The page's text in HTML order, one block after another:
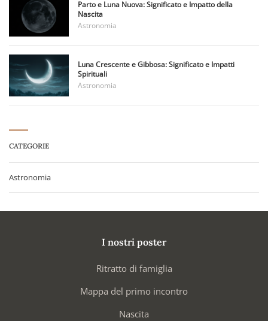
Parto e Luna Nuova: Significato e Impatto della
Nascita
Astronomia
Luna Crescente e Gibbosa: Significato e Impatti
Spirituali
Astronomia
CATEGORIE
Astronomia
I nostri poster
Ritratto di famiglia
Mappa del primo incontro
Nascita